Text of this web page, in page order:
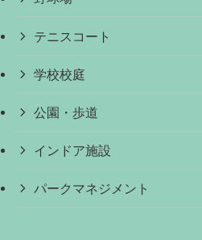
テニスコート
学校校庭
公園・歩道
インドア施設
パークマネジメント